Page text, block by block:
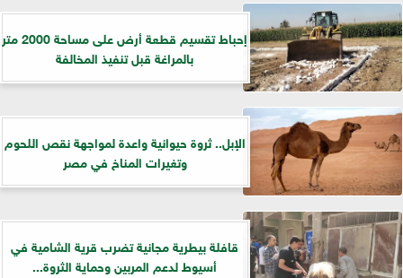
إحباط تقسيم قطعة أرض على مساحة 2000 متر
بالمراغة قبل تنفيذ المخالفة
الإبل.. ثروة حيوانية واعدة لمواجهة نقص اللحوم
وتغيرات المناخ في مصر
قافلة بيطرية مجانية تضرب قرية الشامية في
أسيوط لدعم المربين وحماية الثروة...